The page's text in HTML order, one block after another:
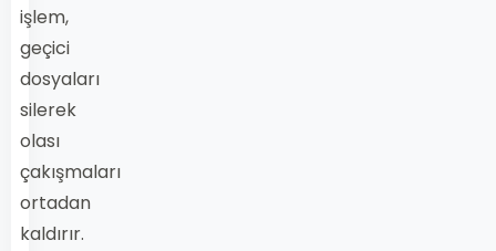
işlem,
geçici
dosyaları
silerek
olası
çakışmaları
ortadan
kaldırır.